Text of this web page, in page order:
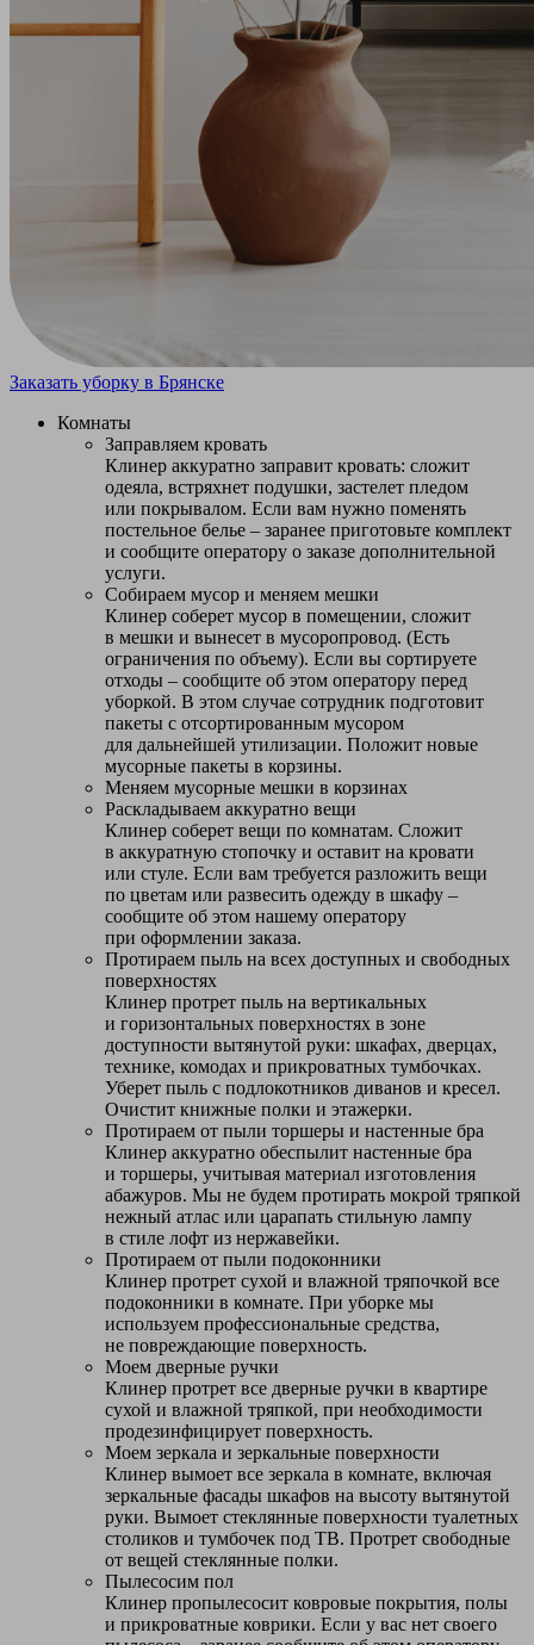
Заказать уборку в Брянске
Комнаты
Заправляем кровать
Клинер аккуратно заправит кровать: сложит
одеяла, встряхнет подушки, застелет пледом
или покрывалом. Если вам нужно поменять
постельное белье – заранее приготовьте комплект
и сообщите оператору о заказе дополнительной
услуги.
Собираем мусор и меняем мешки
Клинер соберет мусор в помещении, сложит
в мешки и вынесет в мусоропровод. (Есть
ограничения по объему). Если вы сортируете
отходы – сообщите об этом оператору перед
уборкой. В этом случае сотрудник подготовит
пакеты с отсортированным мусором
для дальнейшей утилизации. Положит новые
мусорные пакеты в корзины.
Меняем мусорные мешки в корзинах
Раскладываем аккуратно вещи
Клинер соберет вещи по комнатам. Сложит
в аккуратную стопочку и оставит на кровати
или стуле. Если вам требуется разложить вещи
по цветам или развесить одежду в шкафу –
сообщите об этом нашему оператору
при оформлении заказа.
Протираем пыль на всех доступных и свободных
поверхностях
Клинер протрет пыль на вертикальных
и горизонтальных поверхностях в зоне
доступности вытянутой руки: шкафах, дверцах,
технике, комодах и прикроватных тумбочках.
Уберет пыль с подлокотников диванов и кресел.
Очистит книжные полки и этажерки.
Протираем от пыли торшеры и настенные бра
Клинер аккуратно обеспылит настенные бра
и торшеры, учитывая материал изготовления
абажуров. Мы не будем протирать мокрой тряпкой
нежный атлас или царапать стильную лампу
в стиле лофт из нержавейки.
Протираем от пыли подоконники
Клинер протрет сухой и влажной тряпочкой все
подоконники в комнате. При уборке мы
используем профессиональные средства,
не повреждающие поверхность.
Моем дверные ручки
Клинер протрет все дверные ручки в квартире
сухой и влажной тряпкой, при необходимости
продезинфицирует поверхность.
Моем зеркала и зеркальные поверхности
Клинер вымоет все зеркала в комнате, включая
зеркальные фасады шкафов на высоту вытянутой
руки. Вымоет стеклянные поверхности туалетных
столиков и тумбочек под ТВ. Протрет свободные
от вещей стеклянные полки.
Пылесосим пол
Клинер пропылесосит ковровые покрытия, полы
и прикроватные коврики. Если у вас нет своего